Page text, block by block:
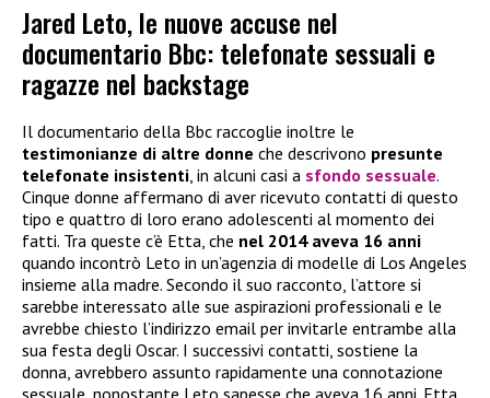
Jared Leto, le nuove accuse nel
documentario Bbc: telefonate sessuali e
ragazze nel backstage
Il documentario della Bbc raccoglie inoltre le
testimonianze di altre donne che descrivono presunte
telefonate insistenti , in alcuni casi a sfondo sessuale.
Cinque donne affermano di aver ricevuto contatti di questo
tipo e quattro di loro erano adolescenti al momento dei
fatti. Tra queste c’è Etta, che nel 2014 aveva 16 anni
quando incontrò Leto in un’agenzia di modelle di Los Angeles
insieme alla madre. Secondo il suo racconto, l’attore si
sarebbe interessato alle sue aspirazioni professionali e le
avrebbe chiesto l’indirizzo email per invitarle entrambe alla
sua festa degli Oscar. I successivi contatti, sostiene la
donna, avrebbero assunto rapidamente una connotazione
sessuale, nonostante Leto sapesse che aveva 16 anni. Etta